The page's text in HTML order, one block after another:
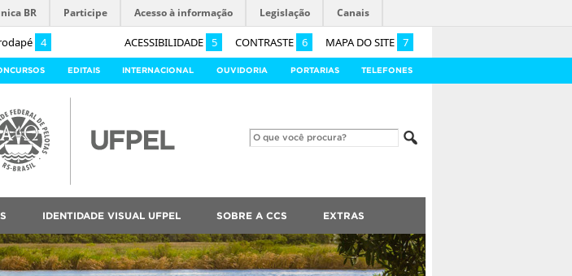
4 ACESSIBILIDADE 5 CONTRASTE 6 MAPA DO SITE 7
BR Participe Acesso à informação Legislação Canais
EDITAIS INTERNACIONAL OUVIDORIA PORTARIAS TELEFONES
IDENTIDADE VISUAL UFPEL SOBRE A CCS EXTRAS